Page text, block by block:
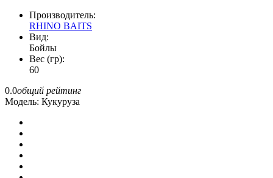
Производитель:
RHINO BAITS
Вид:
Бойлы
Вес (гр):
60
0.0общий рейтинг
Модель: Кукуруза